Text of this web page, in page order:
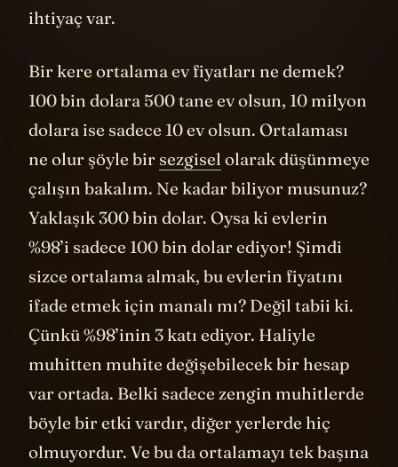
ihtiyaç var.
Bir kere ortalama ev fiyatları ne demek?
100 bin dolara 500 tane ev olsun, 10 milyon
dolara ise sadece 10 ev olsun. Ortalaması
ne olur şöyle bir sezgisel olarak düşünmeye
çalışın bakalım. Ne kadar biliyor musunuz?
Yaklaşık 300 bin dolar. Oysa ki evlerin
%98’i sadece 100 bin dolar ediyor! Şimdi
sizce ortalama almak, bu evlerin fiyatını
ifade etmek için manalı mı? Değil tabii ki.
Çünkü %98’inin 3 katı ediyor. Haliyle
muhitten muhite değişebilecek bir hesap
var ortada. Belki sadece zengin muhitlerde
böyle bir etki vardır, diğer yerlerde hiç
olmuyordur. Ve bu da ortalamayı tek başına